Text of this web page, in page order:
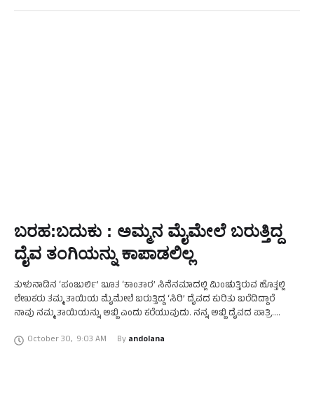
ಬರಹ:ಬದುಕು : ಅಮ್ಮನ ಮೈಮೇಲೆ ಬರುತ್ತಿದ್ದ
ದೈವ ತಂಗಿಯನ್ನು ಕಾಪಾಡಲಿಲ್ಲ
ತುಳುನಾಡಿನ ‘ಪಂಜುರ್ಲಿ’ ಬೂತ ‘ಕಾಂತಾರ’ ಸಿನೆನಮಾದಲ್ಲಿ ಮಿಂಚುತ್ತಿರುವ ಹೊತ್ತಲ್ಲಿ
ಲೇಖಕರು ತಮ್ಮ ತಾಯಿಯ ಮೈಮೇಲೆ ಬರುತ್ತಿದ್ದ ‘ಸಿರಿ’ ದೈವದ ಕುರಿತು ಬರೆದಿದ್ದಾರೆ
ನಾವು ನಮ್ಮ ತಾಯಿಯನ್ನು ಅಬ್ಬಿ ಎಂದು ಕರೆಯುವುದು. ನನ್ನ ಅಬ್ಬಿ ದೈವದ ಪಾತ್ರಿ.
October 30, 9:03 AM By andolana